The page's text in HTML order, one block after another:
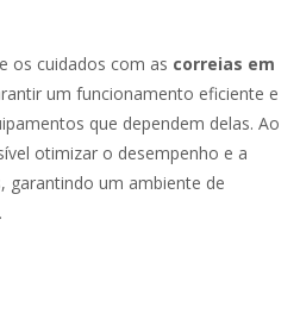
os cuidados com as correias em
um funcionamento eficiente e
que dependem delas. Ao
otimizar o desempenho e a
garantindo um ambiente de